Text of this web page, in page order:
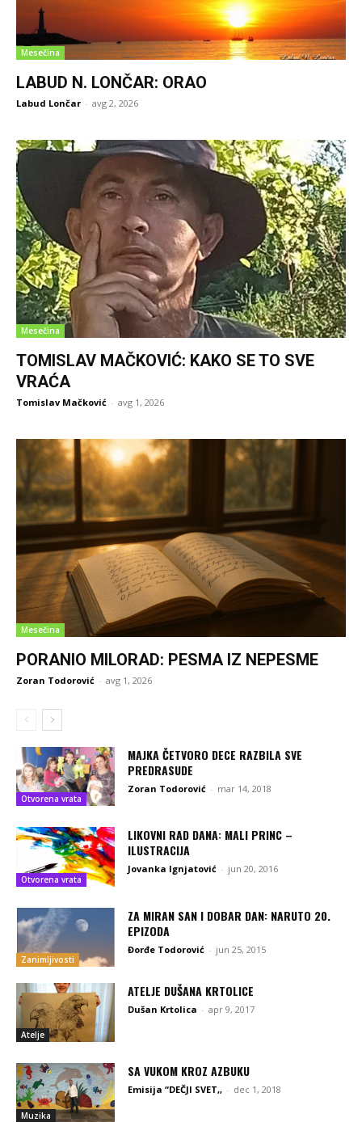
Mesečina
LABUD N. LONČAR: ORAO
Labud Lončar - avg 2, 2026
Mesečina
TOMISLAV MAČKOVIĆ: KAKO SE TO SVE
VRAĆA
Tomislav Mačković - avg 1, 2026
Mesečina
PORANIO MILORAD: PESMA IZ NEPESME
Zoran Todorović - avg 1, 2026
Otvorena vrata
MAJKA ČETVORO DECE RAZBILA SVE
PREDRASUDE
Zoran Todorović - mar 14, 2018
Otvorena vrata
LIKOVNI RAD DANA: MALI PRINC –
ILUSTRACIJA
Jovanka Ignjatović - jun 20, 2016
Zanimljivosti
ZA MIRAN SAN I DOBAR DAN: NARUTO 20.
EPIZODA
Đorđe Todorović - jun 25, 2015
Atelje
ATELJE DUŠANA KRTOLICE
Dušan Krtolica - apr 9, 2017
Muzika
SA VUKOM KROZ AZBUKU
Emisija “DEČJI SVET,, - dec 1, 2018